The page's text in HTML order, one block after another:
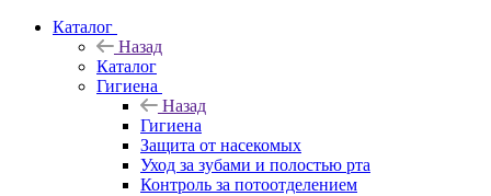
Каталог
Назад
Каталог
Гигиена
Назад
Гигиена
Защита от насекомых
Уход за зубами и полостью рта
Контроль за потоотделением